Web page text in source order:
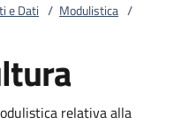
e Dati / Modulistica /
relativa alla